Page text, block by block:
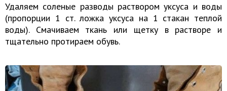
Удаляем соленые разводы раствором уксуса и воды
(пропорции 1 ст. ложка уксуса на 1 стакан теплой
воды). Смачиваем ткань или щетку в растворе и
тщательно протираем обувь.